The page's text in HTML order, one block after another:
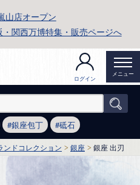
山店オープン
関西万博特集・販売ページへ
ログイン
メニュー
銀座包丁 砥石
ンドコレクション 銀座 銀座 出刃